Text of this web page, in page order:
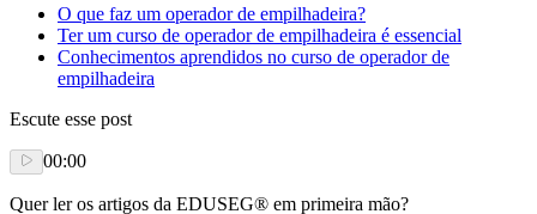
O que faz um operador de empilhadeira?
Ter um curso de operador de empilhadeira é essencial
Conhecimentos aprendidos no curso de operador de
empilhadeira
Escute esse post
00:00
Quer ler os artigos da EDUSEG® em primeira mão?